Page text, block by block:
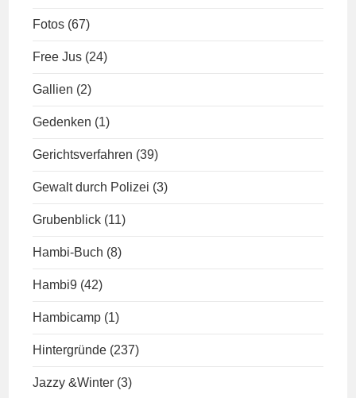
Fotos (67)
Free Jus (24)
Gallien (2)
Gedenken (1)
Gerichtsverfahren (39)
Gewalt durch Polizei (3)
Grubenblick (11)
Hambi-Buch (8)
Hambi9 (42)
Hambicamp (1)
Hintergründe (237)
Jazzy &Winter (3)